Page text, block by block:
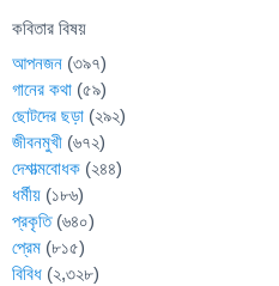
কবিতার বিষয়
আপনজন (৩৯৭)
গানের কথা (৫৯)
ছোটদের ছড়া (২৯২)
জীবনমুখী (৬৭২)
দেশাত্মবোধক (২৪৪)
ধর্মীয় (১৮৬)
প্রকৃতি(৬৪০)
প্রেম (৮১৫)
বিবিধ (২,৩২৮)